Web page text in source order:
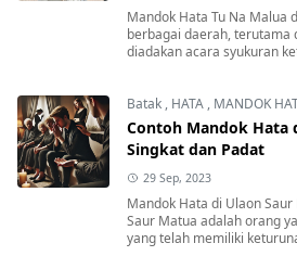
Mandok Hata Tu Na Malua
berbagai daerah, terutama
diadakan acara syukuran
Batak , HATA , MANDOK
Contoh Mandok Hata
Singkat dan Padat
29 Sep, 2023
Mandok Hata di Ulaon
Saur Matua adalah orang
yang telah memiliki